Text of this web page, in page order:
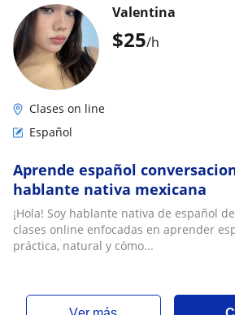
$25/h
Valentina
Clases on line
Español
Aprende español
hablante nativa mexicana
¡Hola! Soy hablante nativa de español
clases online enfocadas en aprender
práctica, natural y cómo...